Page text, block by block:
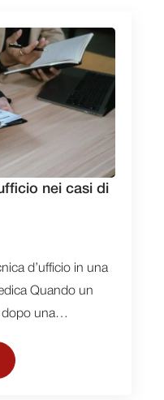
nei casi di
d’ufficio in una
Quando un
dopo una…